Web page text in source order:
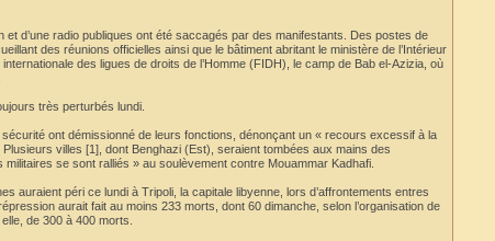
et d’une radio publiques ont été saccagés par des manifestants. Des postes de
des réunions officielles ainsi que le bâtiment abritant le ministère de l’Intérieur
des ligues de droits de l’Homme (FIDH), le camp de Bab el-Azizia, où
très perturbés lundi.
ont démissionné de leurs fonctions, dénonçant un « recours excessif à la
villes [1], dont Benghazi (Est), seraient tombées aux mains des
se sont ralliés » au soulèvement contre Mouammar Kadhafi.
auraient péri ce lundi à Tripoli, la capitale libyenne, lors d’affrontements entres
aurait fait au moins 233 morts, dont 60 dimanche, selon l’organisation de
de 300 à 400 morts.